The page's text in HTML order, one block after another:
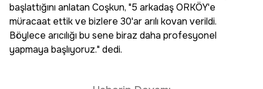
başlattığını anlatan Coşkun, "5 arkadaş ORKÖY'e
müracaat ettik ve bizlere 30'ar arılı kovan verildi.
Böylece arıcılığı bu sene biraz daha profesyonel
yapmaya başlıyoruz." dedi.